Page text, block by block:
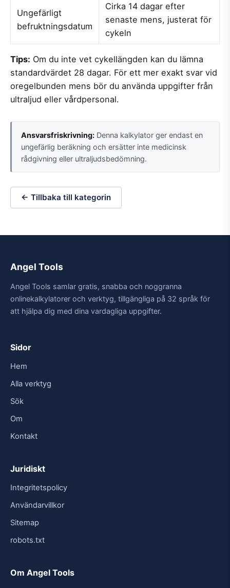
Ungefärligt
befruktningsdatum
Cirka 14 dagar efter
senaste mens, justerat för
cykeln
Tips: Om du inte vet cykellängden kan du lämna
standardvärdet 28 dagar. För ett mer exakt svar vid
oregelbunden mens bör du använda uppgifter från
ultraljud eller vårdpersonal.
Ansvarsfriskrivning: Denna kalkylator ger endast en
ungefärlig beräkning och ersätter inte medicinsk
rådgivning eller ultraljudsbedömning.
← Tillbaka till kategorin
Angel Tools
Angel Tools samlar gratis, snabba och noggranna
onlinekalkylatorer och verktyg, tillgängliga på 32 språk för
att hjälpa dig med dina vardagliga uppgifter.
Sidor
Hem
Alla verktyg
Sök
Om
Kontakt
Juridiskt
Integritetspolicy
Användarvillkor
Sitemap
robots.txt
Om Angel Tools